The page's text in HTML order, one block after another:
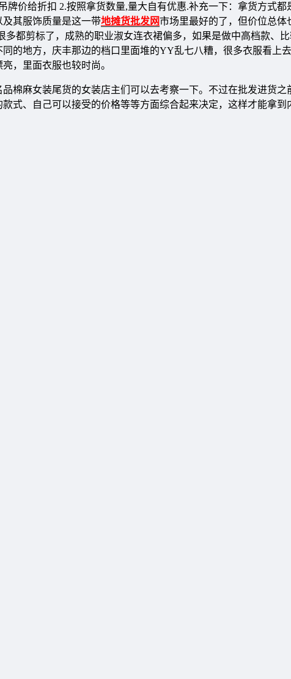
牌价给折扣 2.按照拿货数量,量大自有优惠.补充一下：拿货方式都
其服饰质量是这一带地摊货批发网市场里最好的了，但价位总体
都剪标了，成熟的职业淑女连衣裙偏多，如果是做中高档款、
的地方，庆丰那边的档口里面堆的YY乱七八糟，很多衣服看上去
，里面衣服也较时尚。
棉麻女装尾货的女装店主们可以去考察一下。不过在批发进货之
式、自己可以接受的价格等等方面综合起来决定，这样才能拿到